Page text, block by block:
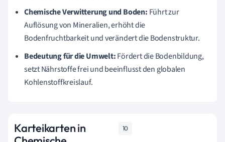
Chemische Verwitterung und Boden: Führt zur
Auflösung von Mineralien, erhöht die
Bodenfruchtbarkeit und verändert die Bodenstruktur.
Bedeutung für die Umwelt:Fördert die Bodenbildung,
setzt Nährstoffe frei und beeinflusst den globalen
Kohlenstoffkreislauf.
Karteikarten in
10